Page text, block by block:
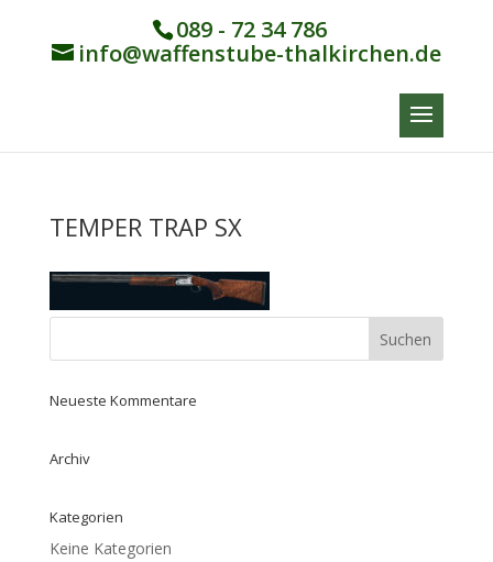
089 - 72 34 786
info@waffenstube-thalkirchen.de
TEMPER TRAP SX
Neueste Kommentare
Archiv
Kategorien
Keine Kategorien